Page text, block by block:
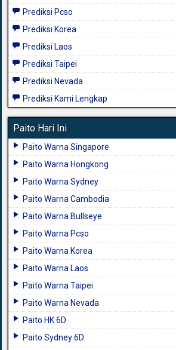
Prediksi Pcso
Prediksi Korea
Prediksi Laos
Prediksi Taipei
Prediksi Nevada
Prediksi Kami Lengkap
Paito Hari Ini
Paito Warna Singapore
Paito Warna Hongkong
Paito Warna Sydney
Paito Warna Cambodia
Paito Warna Bullseye
Paito Warna Pcso
Paito Warna Korea
Paito Warna Laos
Paito Warna Taipei
Paito Warna Nevada
Paito HK 6D
Paito Sydney 6D